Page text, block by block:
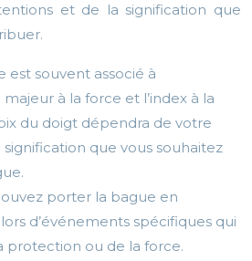
et de la signification que
est souvent associé à
à la force et l’index à la
du doigt dépendra de votre
que vous souhaitez
porter la bague en
d’événements spécifiques qui
protection ou de la force.